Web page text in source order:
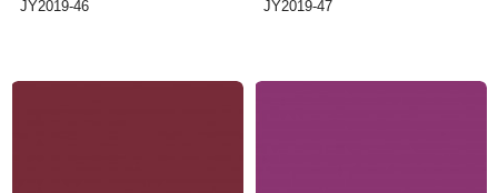
JY2019-46 JY2019-47